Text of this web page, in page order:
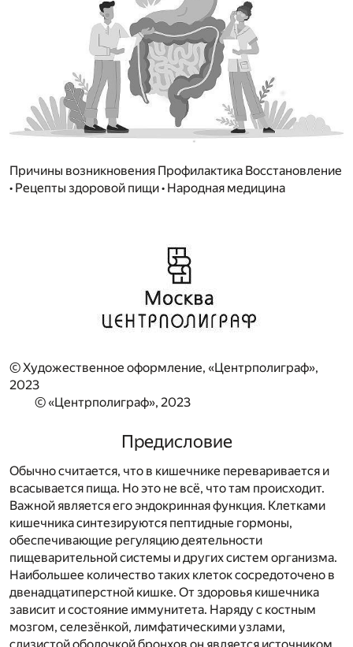
Причины возникновения Профилактика Восстановление
• Рецепты здоровой пищи • Народная медицина
© Художественное оформление, «Центрполиграф»,
2023
© «Центрполиграф», 2023
Предисловие
Обычно считается, что в кишечнике переваривается и
всасывается пища. Но это не всё, что там происходит.
Важной является его эндокринная функция. Клетками
кишечника синтезируются пептидные гормоны,
обеспечивающие регуляцию деятельности
пищеварительной системы и других систем организма.
Наибольшее количество таких клеток сосредоточено в
двенадцатиперстной кишке. От здоровья кишечника
зависит и состояние иммунитета. Наряду с костным
мозгом, селезёнкой, лимфатическими узлами,